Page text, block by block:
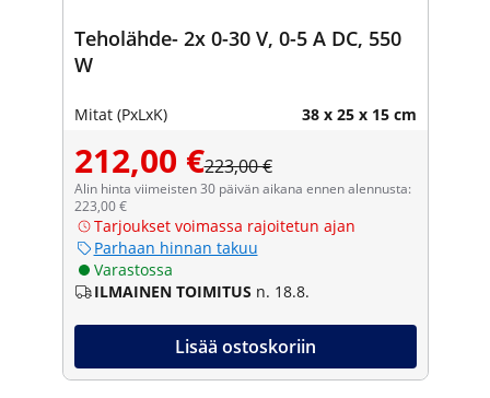
Teholähde- 2x 0-30 V, 0-5 A DC, 550
W
Mitat (PxLxK) 38 x 25 x 15 cm
212,00 €223,00 €
Alin hinta viimeisten 30 päivän aikana ennen alennusta:
223,00 €
Tarjoukset voimassa rajoitetun ajan
Parhaan hinnan takuu
Varastossa
ILMAINEN TOIMITUS n. 18.8.
Lisää ostoskoriin